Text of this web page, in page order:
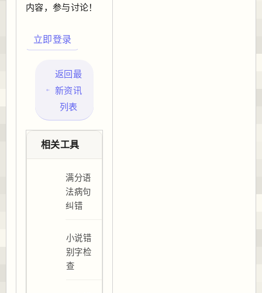
内容，参与讨论！
立即登录
返回最
新资讯
列表
相关工具
满分语
法病句
纠错
小说错
别字检
查